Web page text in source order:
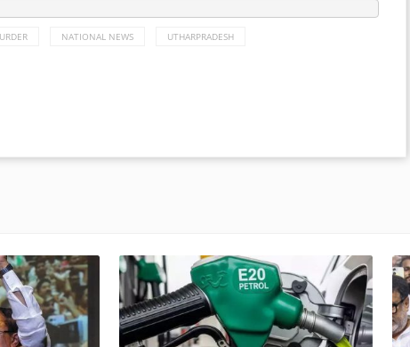
NATIONAL NEWS UTHARPRADESH